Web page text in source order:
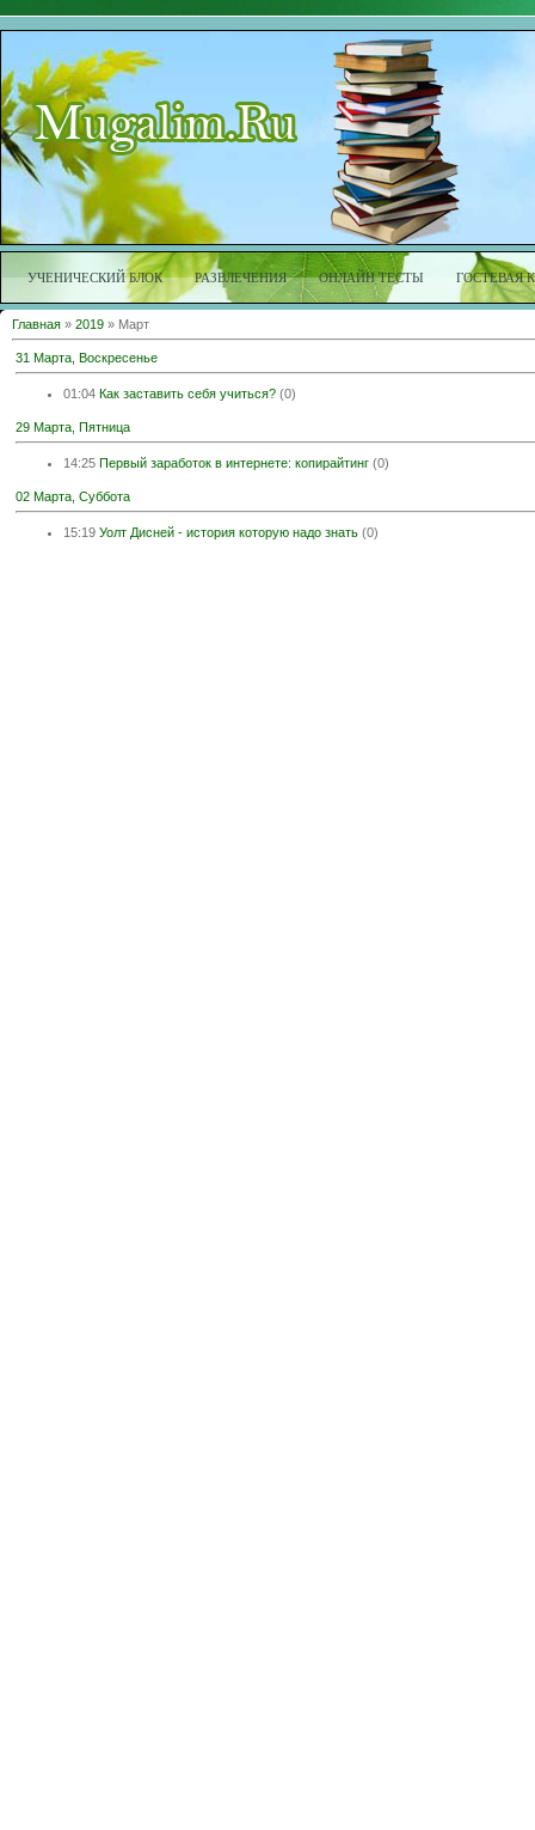
УЧЕНИЧЕСКИЙ БЛОК РАЗВЛЕЧЕНИЯ ОНЛАЙН ТЕСТЫ ГОСТЕВАЯ
Главная » 2019 » Март
31 Марта, Воскресенье
01:04 Как заставить себя учиться? (0)
29 Марта, Пятница
14:25 Первый заработок в интернете: копирайтинг (0)
02 Марта, Суббота
15:19 Уолт Дисней - история которую надо знать (0)